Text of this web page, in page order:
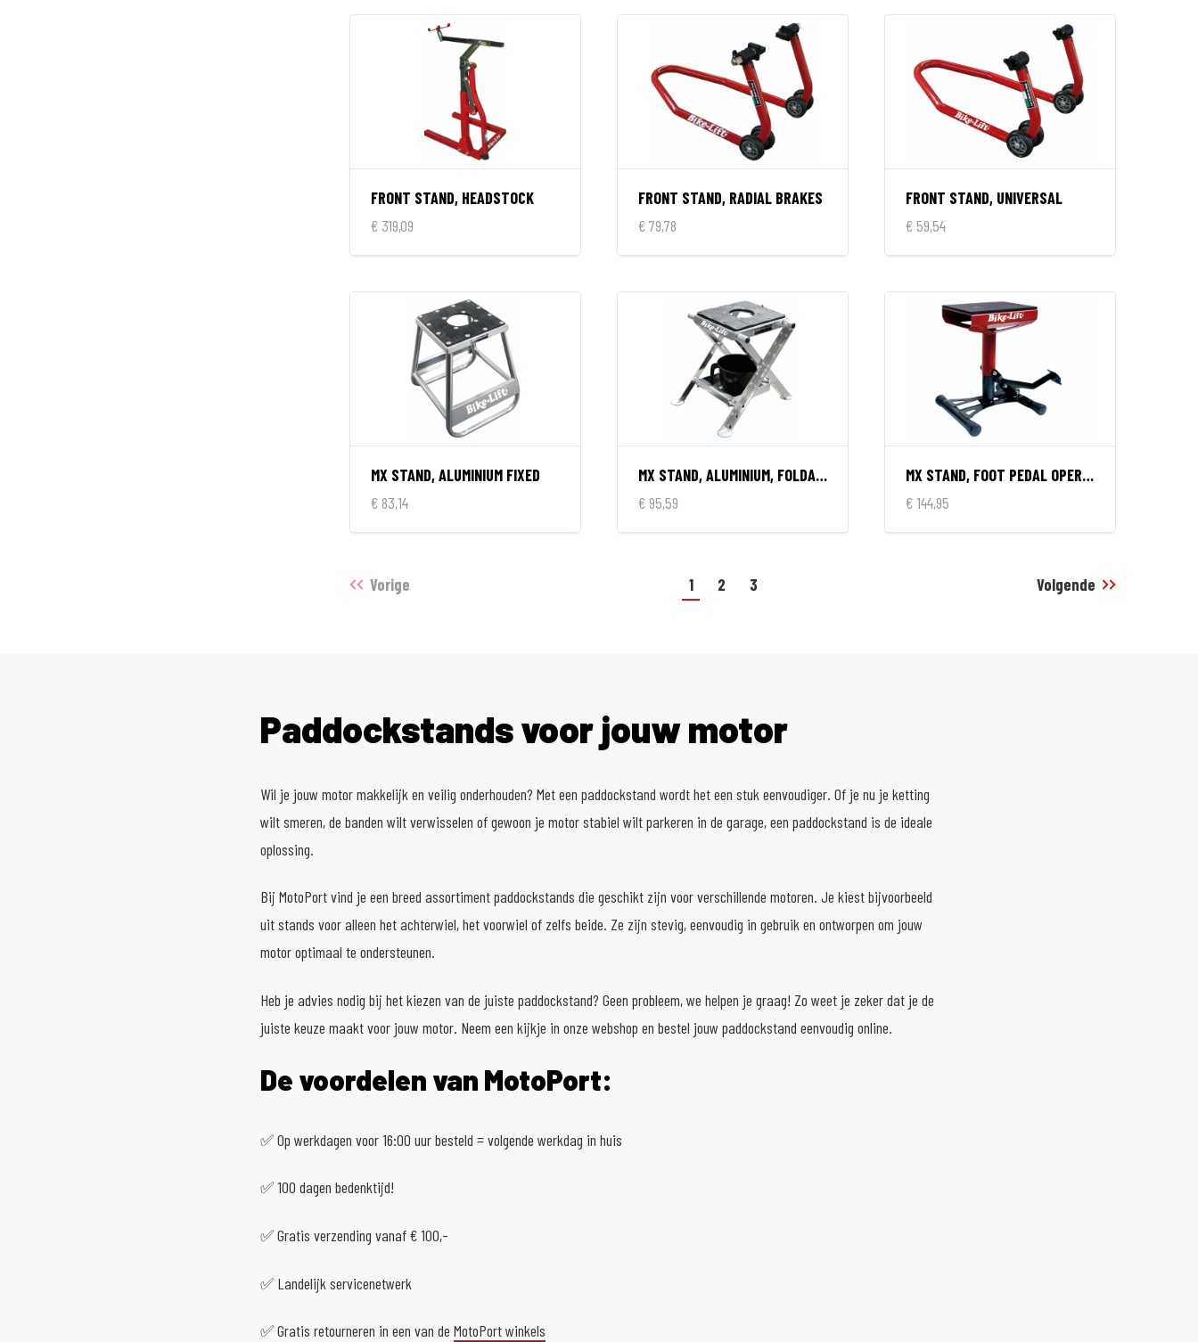
FRONT STAND, HEADSTOCK
€ 319,09
FRONT STAND, RADIAL BRAKES
€ 79,78
FRONT STAND, UNIVERSAL
€ 59,54
MX STAND, ALUMINIUM FIXED
€ 83,14
MX STAND, ALUMINIUM, FOLDABLE, WITH OIL PAN
€ 95,59
MX STAND, FOOT PEDAL OPERATED
€ 144,95
Vorige 1 2 3 Volgende
Paddockstands voor jouw motor
Wil je jouw motor makkelijk en veilig onderhouden? Met een paddockstand wordt het een stuk eenvoudiger. Of je nu je ketting
wilt smeren, de banden wilt verwisselen of gewoon je motor stabiel wilt parkeren in de garage, een paddockstand is de ideale
oplossing.
Bij MotoPort vind je een breed assortiment paddockstands die geschikt zijn voor verschillende motoren. Je kiest bijvoorbeeld
uit stands voor alleen het achterwiel, het voorwiel of zelfs beide. Ze zijn stevig, eenvoudig in gebruik en ontworpen om jouw
motor optimaal te ondersteunen.
Heb je advies nodig bij het kiezen van de juiste paddockstand? Geen probleem, we helpen je graag! Zo weet je zeker dat je de
juiste keuze maakt voor jouw motor. Neem een kijkje in onze webshop en bestel jouw paddockstand eenvoudig online.
De voordelen van MotoPort:
✅ Op werkdagen voor 16:00 uur besteld = volgende werkdag in huis
✅ 100 dagen bedenktijd!
✅ Gratis verzending vanaf € 100,-
✅ Landelijk servicenetwerk
✅ Gratis retourneren in een van de MotoPort winkels